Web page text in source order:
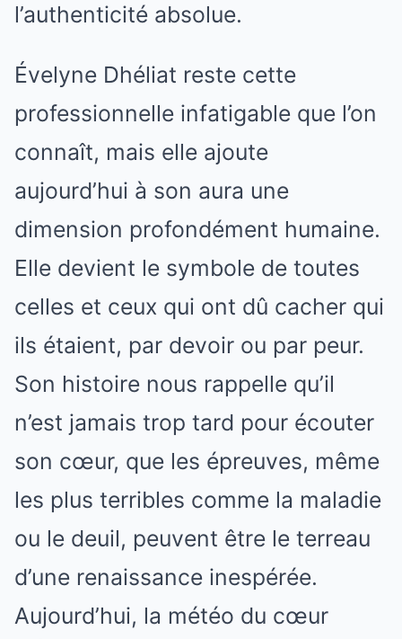
l’authenticité absolue.
Évelyne Dhéliat reste cette
professionnelle infatigable que l’on
connaît, mais elle ajoute
aujourd’hui à son aura une
dimension profondément humaine.
Elle devient le symbole de toutes
celles et ceux qui ont dû cacher qui
ils étaient, par devoir ou par peur.
Son histoire nous rappelle qu’il
n’est jamais trop tard pour écouter
son cœur, que les épreuves, même
les plus terribles comme la maladie
ou le deuil, peuvent être le terreau
d’une renaissance inespérée.
Aujourd’hui, la météo du cœur